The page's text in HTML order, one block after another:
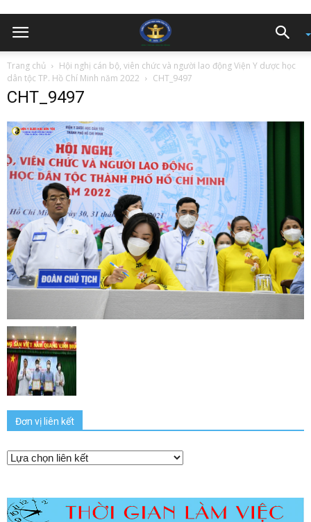
Trang chủ
Hội nghị cán bộ, viên chức và người lao động Viện Y dược học
dân tộc TP. Hồ Chí Minh năm 2022
CHT_9497
CHT_9497
Đơn vị liên kết